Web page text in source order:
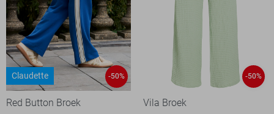
Claudette -50%
Red Button Broek
-50%
Vila Broek